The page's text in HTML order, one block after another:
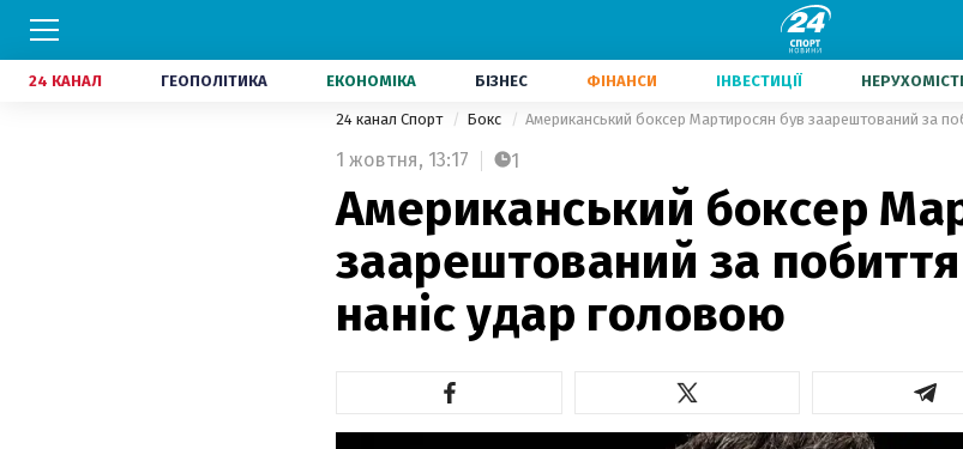
24 КАНАЛ ГЕОПОЛІТИКА ЕКОНОМІКА БІЗНЕС ФІНАНСИ ІНВЕСТИЦІЇ
24 канал Спорт Бокс Американський боксер Мартиросян був заарештований за
1 жовтня, 13:17 1
Американський боксер
заарештований за
наніс удар головою